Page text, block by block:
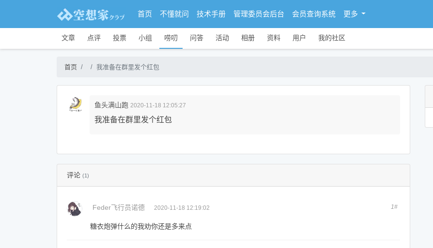
首页 不懂就问 技术手册 管理委员会后台 会员查询系统 更多
文章 点评 投票 小组 唠叨 问答 活动 相册 资料 用户 我的社区
首页 我准备在群里发个红包
鱼头满山跑 2020-11-18 12:05:27
我准备在群里发个红包
评论 (1)
Feder飞行员诺德 2020-11-18 12:19:02 1#
糖衣炮弹什么的我劝你还是多来点